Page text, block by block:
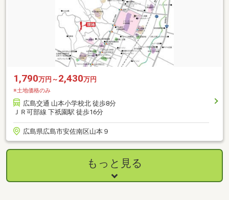
1,790万円～ 2,430万円
※土地価格のみ
広島交通 山本小学校北 徒歩8分
ＪＲ可部線 下祇園駅 徒歩16分
広島県広島市安佐南区山本９
もっと見る